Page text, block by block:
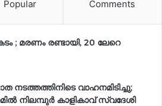
Popular Comments
മരണം രണ്ടായി, 20 ലേറെ
നടത്തത്തിനിടെ വാഹനമിടിച്ചു;
നിലമ്പുർ കാളികാവ് സ്വദേശി